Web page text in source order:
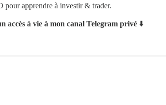
pour apprendre à investir & trader.
accès à vie à mon canal Telegram privé ⬇️